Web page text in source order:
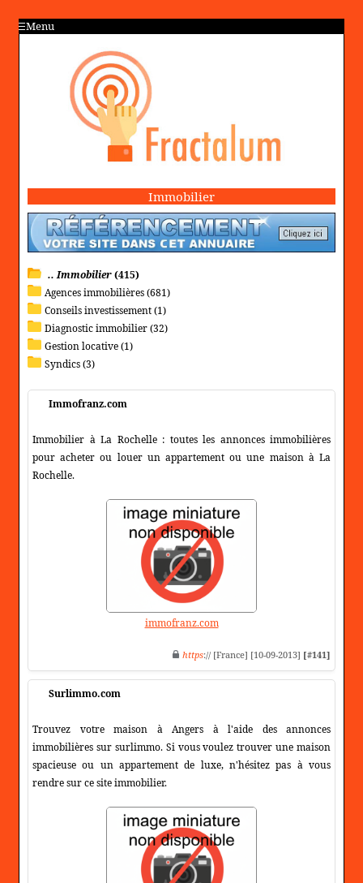
Menu
Immobilier
.. Immobilier(415)
Agences immobilières (681)
Conseils investissement (1)
Diagnostic immobilier (32)
Gestion locative (1)
Syndics (3)
Immofranz.com
Immobilier à La Rochelle : toutes les annonces immobilières
pour acheter ou louer un appartement ou une maison à La
Rochelle.
immofranz.com
https:// [France] [10-09-2013] [#141]
Surlimmo.com
Trouvez votre maison à Angers à l'aide des annonces
immobilières sur surlimmo. Si vous voulez trouver une maison
spacieuse ou un appartement de luxe, n'hésitez pas à vous
rendre sur ce site immobilier.